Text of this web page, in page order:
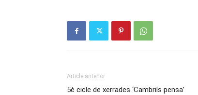
Article anterior
5è cicle de xerrades ‘Cambrils pensa’